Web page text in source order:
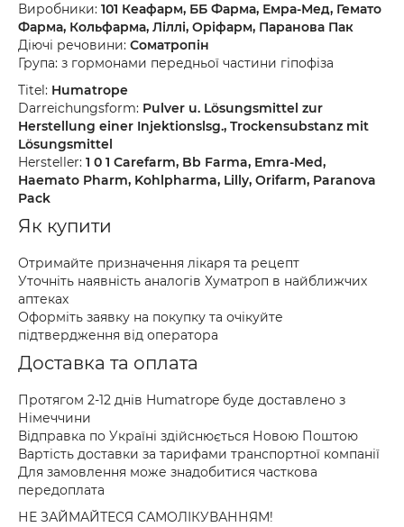
Виробники: 101 Кеафарм, ББ Фарма, Емра-Мед, Гемато
Фарма, Кольфарма, Ліллі, Оріфарм, Паранова Пак
Діючі речовини: Соматропін
Група: з гормонами передньої частини гіпофіза
Titel: Humatrope
Darreichungsform: Pulver u. Lösungsmittel zur
Herstellung einer Injektionslsg., Trockensubstanz mit
Lösungsmittel
Hersteller: 1 0 1 Carefarm, Bb Farma, Emra-Med,
Haemato Pharm, Kohlpharma, Lilly, Orifarm, Paranova
Pack
Як купити
Отримайте призначення лікаря та рецепт
Уточніть наявність аналогів Хуматроп в найближчих
аптеках
Оформіть заявку на покупку та очікуйте
підтвердження від оператора
Доставка та оплата
Протягом 2-12 днів Humatrope буде доставлено з
Німеччини
Відправка по Україні здійснюється Новою Поштою
Вартість доставки за тарифами транспортної компанії
Для замовлення може знадобитися часткова
передоплата
НЕ ЗАЙМАЙТЕСЯ САМОЛІКУВАННЯМ!